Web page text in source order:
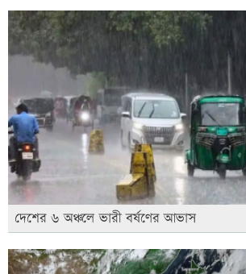
দেশের ৬ অঞ্চলে ভারী বর্ষণের আভাস